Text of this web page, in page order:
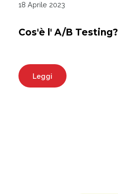
18 Aprile 2023
Cos'è l' A/B Testing?
Leggi